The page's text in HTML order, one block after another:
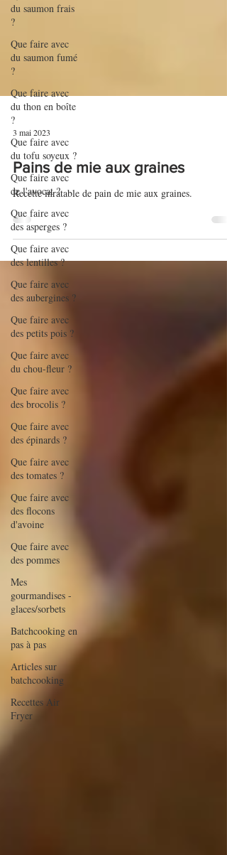
du saumon frais
?
Que faire avec
du saumon fumé
?
Que faire avec
du thon en boîte
?
Que faire avec
du tofu soyeux ?
Que faire avec
de l'avocat ?
Que faire avec
des asperges ?
Que faire avec
des lentilles ?
Que faire avec
des aubergines ?
Que faire avec
des petits pois ?
Que faire avec
du chou-fleur ?
Que faire avec
des brocolis ?
Que faire avec
des épinards ?
Que faire avec
des tomates ?
Que faire avec
des flocons
d'avoine
Que faire avec
des pommes
Mes
gourmandises -
glaces/sorbets
Batchcooking en
pas à pas
Articles sur
batchcooking
Recettes Air
Fryer
3 mai 2023
Pains de mie aux graines
Recette inratable de pain de mie aux graines.